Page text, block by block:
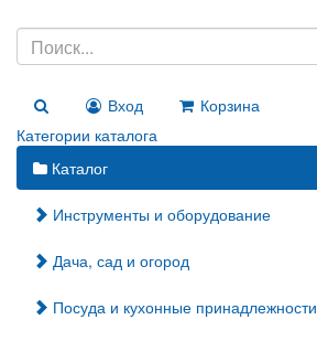
Вход
Корзина
Категории каталога
Каталог
Инструменты и оборудование
Дача, сад и огород
Посуда и кухонные принадлежности